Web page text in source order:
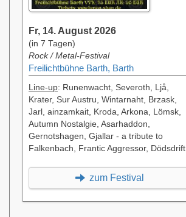
Fr, 14. August 2026
(in 7 Tagen)
Rock / Metal-Festival
Freilichtbühne Barth, Barth
Line-up: Runenwacht, Severoth, Ljå,
Krater, Sur Austru, Wintarnaht, Brzask,
Jarl, ainzamkait, Kroda, Arkona, Lömsk,
Autumn Nostalgie, Asarhaddon,
Gernotshagen, Gjallar - a tribute to
Falkenbach, Frantic Aggressor, Dödsdrift
zum Festival